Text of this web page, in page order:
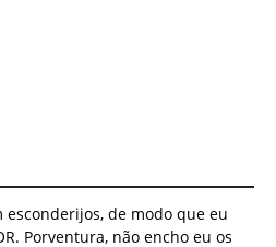
esconderijos, de modo que eu
Porventura, não encho eu os